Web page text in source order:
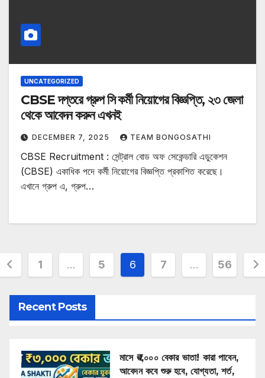
UNCATEGORIZED
CBSE দপ্তরে গ্রুপ সি কর্মী নিয়োগের বিজ্ঞপ্তি, ২৩ জেলা
থেকে আবেদন করুন এখনই
DECEMBER 7, 2025 TEAM BONGOSATHI
CBSE Recruitment : সেন্ট্রাল বোড অফ সেকেন্ডারি এডুকেশন
(CBSE) একাধিক পদে কর্মী নিয়োগের বিজ্ঞপ্তি প্রকাশিত করেছে।
এখানে গ্রুপ এ, গ্রুপ…
1 … 5 6 7 … 56
Recent Posts
মাসে ₹৩,০০০ বেকার ভাতা! কারা পাবেন,
আবেদন কবে শুরু হবে, যোগ্যতা, শর্ত,